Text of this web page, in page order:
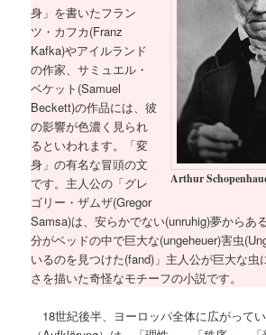
Arthur
身」を書いたフラン
ツ・カフカ(Franz
Kafka)やアイルランド
の作家、サミュエル・
ベケット(Samuel
Beckett)の作品には、彼
の影響が色濃く見られ
るといわれます。「変
身」の有名な冒頭の文
です。主人公の「グレ
ゴリー・ザムザ(Gregor
Samsa)は、安らかでない(unruhig)夢からあ
分がベッドの中で巨大な(ungeheuer)害虫
いるのを見つけた(fand)」主人公が巨大な虫
さを描いた奇怪なモチーフの小説です。
18世紀後半、ヨーロッパ全体に広がって